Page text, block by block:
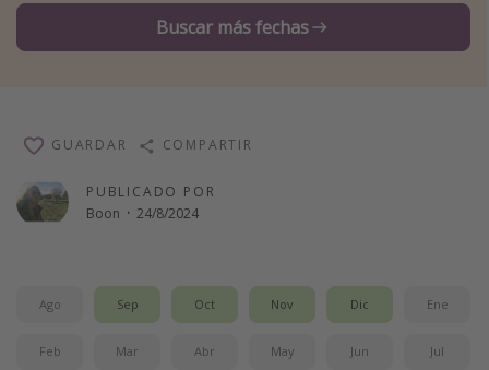
Viajar sola como mujer
Ofertas para Vacaciones Activas
Viajes para singles
Escapadas románticas
Trabajar en el extranjero
Buscar más fechas
PUBLICADO POR
Boon · 24/8/2024
GUARDAR COMPARTIR
Ago Sep Oct Nov Dic Ene
Feb Mar Abr May Jun Jul